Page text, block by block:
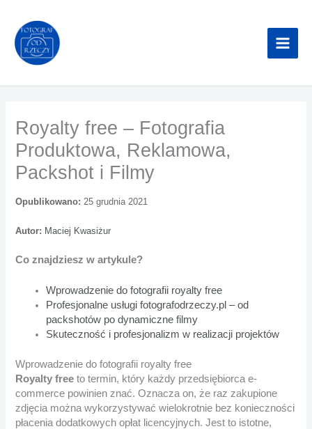
treści
Royalty free – Fotografia
Produktowa, Reklamowa,
Packshot i Filmy
Opublikowano: 25 grudnia 2021
Autor: Maciej Kwasiżur
Co znajdziesz w artykule?
Wprowadzenie do fotografii royalty free
Profesjonalne usługi fotografodrzeczy.pl – od
packshotów po dynamiczne filmy
Skuteczność i profesjonalizm w realizacji projektów
Wprowadzenie do fotografii royalty free
Royalty free to termin, który każdy przedsiębiorca e-
commerce powinien znać. Oznacza on, że raz zakupione
zdjęcia można wykorzystywać wielokrotnie bez konieczności
płacenia dodatkowych opłat licencyjnych. Jest to istotne,